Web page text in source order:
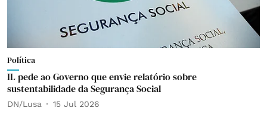
Política
IL pede ao Governo que envie relatório sobre
sustentabilidade da Segurança Social
DN/Lusa 15 Jul 2026